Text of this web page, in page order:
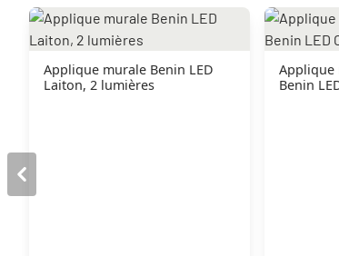
Applique murale Benin LED
Laiton, 2 lumières
Applique
Benin